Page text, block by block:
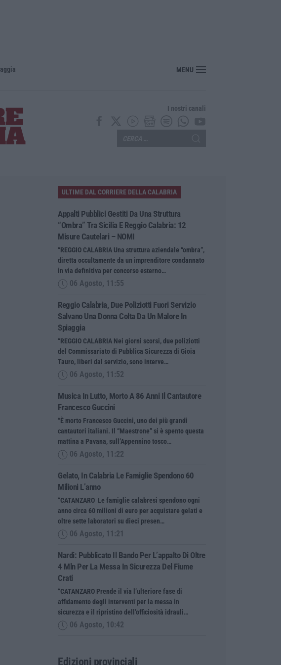
Musica in lutto, morto a 86 anni il cantautore Francesco Guccini
MENU
I nostri canali
ULTIME DAL CORRIERE DELLA CALABRIA
Appalti Pubblici Gestiti Da Una Struttura
“ombra” Tra Sicilia E Reggio Calabria: 12
Misure Cautelari – NOMI
“REGGIO CALABRIA Una struttura aziendale “ombra”,
diretta occultamente da un imprenditore condannato
in via definitiva per concorso esterno…
06 Agosto, 11:55
Reggio Calabria, Due Poliziotti Fuori Servizio
Salvano Una Donna Colta Da Un Malore In
Spiaggia
“REGGIO CALABRIA Nei giorni scorsi, due poliziotti
del Commissariato di Pubblica Sicurezza di Gioia
Tauro, liberi dal servizio, sono interve…
06 Agosto, 11:52
Musica In Lutto, Morto A 86 Anni Il Cantautore
Francesco Guccini
“È morto Francesco Guccini, uno dei più grandi
cantautori italiani. Il “Maestrone” si è spento questa
mattina a Pavana, sull’Appennino tosco…
06 Agosto, 11:22
Gelato, In Calabria Le Famiglie Spendono 60
Milioni L’anno
“CATANZARO Le famiglie calabresi spendono ogni
anno circa 60 milioni di euro per acquistare gelati e
oltre sette laboratori su dieci presen…
06 Agosto, 11:21
Nardi: Pubblicato Il Bando Per L’appalto Di Oltre
4 Mln Per La Messa In Sicurezza Del Fiume
Crati
“CATANZARO Prende il via l’ulteriore fase di
affidamento degli interventi per la messa in
sicurezza e il ripristino dell’officiosità idrauli…
06 Agosto, 10:42
Edizioni provinciali